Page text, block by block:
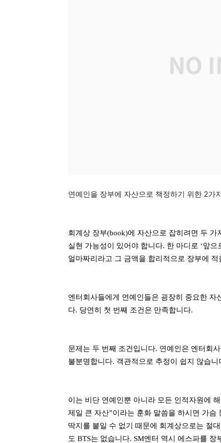
연예인을 장부에 자산으로 책정하기 위한 2가
회계상 장부(book)에 자산으로 잡히려면 두
실현 가능성이 있어야 합니다. 한 마디로 ‘앞
얼마짜리라고 그 금액을 합리적으로 장부에
엔터회사들에게 연예인들은 굉장히 중요한
다. 당연히 첫 번째 조건은 만족합니다.
문제는 두 번째 조건입니다. 연예인은 엔터회
불분명합니다. 객관적으로 추정이 쉽지 않습니
이는 비단 연예인뿐 아니라 모든 인적자원에
제일 큰 자산”이라는 훈화 말씀을 하시면 가
딱지를 붙일 수 없기 때문에 회계상으로는 절
도 BTS는 없습니다. SM엔터 역시 에스파를 장